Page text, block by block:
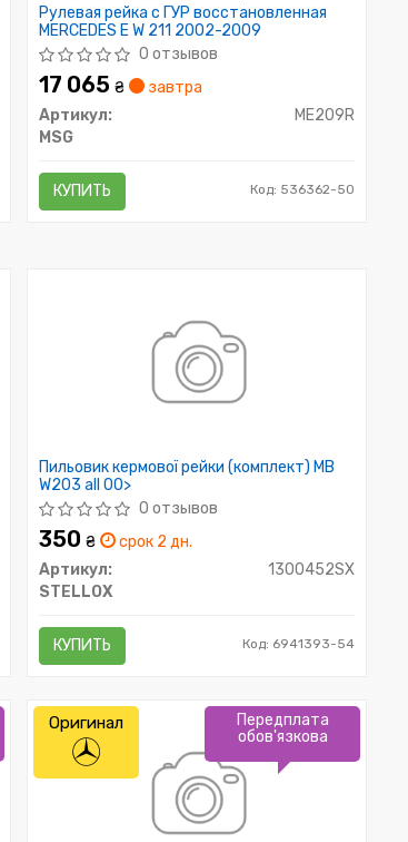
Рулевая рейка с ГУР восстановленная
MERCEDES E W 211 2002-2009
0 отзывов
17 065₴
завтра
Артикул:
ME209R
MSG
КУПИТЬ Код: 536362-50
Пильовик кермової рейки (комплект) MB
W203 all 00>
0 отзывов
350₴
срок 2 дн.
Артикул:
1300452SX
STELLOX
КУПИТЬ Код: 6941393-54
Передплата
обов'язкова
Оригинал